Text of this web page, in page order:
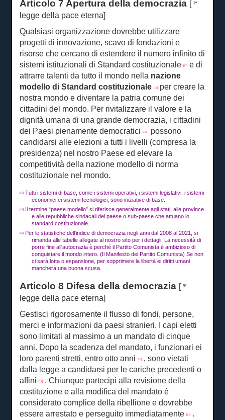
Articolo 7 Apertura della democrazia [7ª
legge della pace eterna]
Qualsiasi organizzazione dovrebbe utilizzare
progetti di innovazione, scavo di fondazioni e
risorse che cercano di estendere il numero infinito di
sistemi istituzionali di Standard costituzionale[17]
e di
attrarre talenti da tutto il mondo nella nazione
modello di Standard costituzionale[18]
per creare la
nostra mondo e diventare la patria comune dei
cittadini del mondo. Per rivitalizzare il valore e la
dignità umana di una grande democrazia, i cittadini
dei Paesi pienamente democratici[19]
possono
candidarsi alle elezioni a tutti i livelli (compresa la
presidenza) nel nostro Paese ed elevare la
competitività della nazione modello di norma
costituzionale nel mondo.
[17]
Tutti i sistemi di base, come i sistemi operativi, i sistemi legislativi, i sistemi
economici ei sistemi tecnologici, sono iniziative di base.
[18]
Il termine “paese modello” si riferisce generalmente agli stati, alle province
e alle repubbliche sindacali del paese o sub-paese che attuano lo
standard costituzionale.
[19]
Per le statistiche dell'indice di democrazia negli anni dal 2008 al 2021, si
rimanda alle tabelle allegate al nostro sito per i dettagli.La necessità di
porre fine all'autocrazia è perché il Partito Comunista è ambizioso di
conquistare il mondo intero.(Il Manifesto del Partito Comunista) Se non
ci sarà lotta o espansione, per sopprimere la libertà ei diritti umani
mancherà una buona scusa.
Articolo 8 Difesa della democrazia [8ª
legge della pace eterna]
Gestisci rigorosamente il flusso di fondi, persone,
merci e informazioni da paesi stranieri.
I capi eletti
sono limitati al massimo a un mandato di cinque
anni. Dopo la scadenza del mandato, i funzionari ei
loro parenti stretti, entro otto anni[20]
, sono vietati
dalla legge a candidarsi per le cariche precedenti o
affini[21] .Chiunque partecipi alla revisione della
costituzione e alla modifica del mandato è
considerato complice della ribellione e dovrebbe
essere arrestato e perseguito immediatamente[22]
.